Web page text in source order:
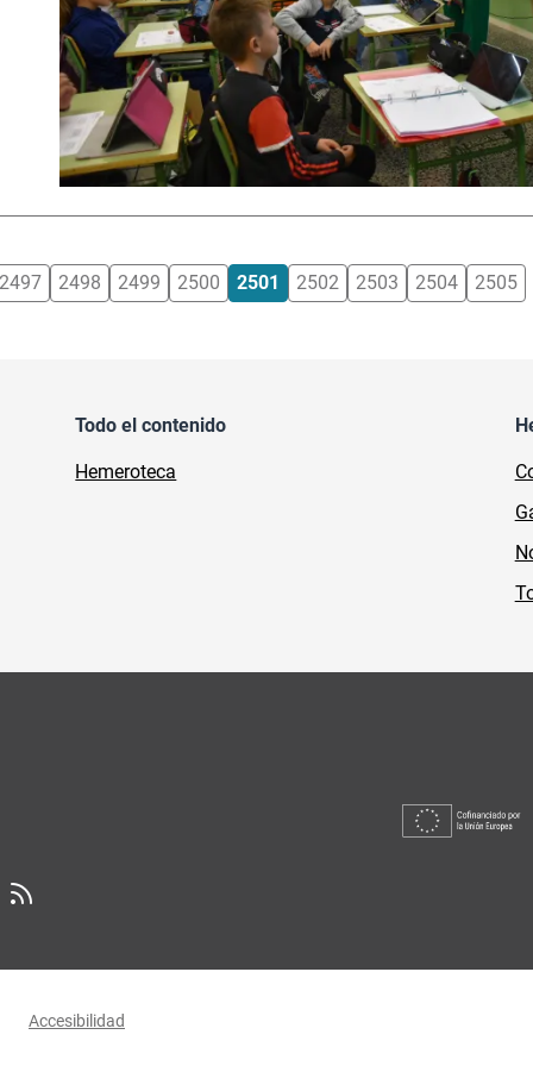
2498 2499 2500 2501 2502 2503 2504 2505
Todo el contenido
Hemeroteca
Accesibilidad